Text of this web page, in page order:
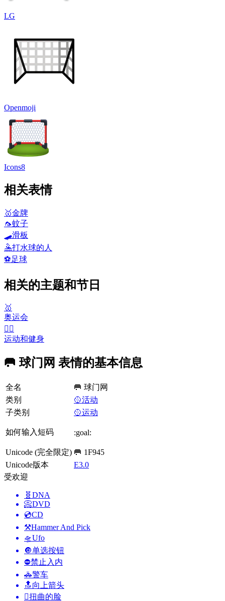
LG
Openmoji
Icons8
相关表情
🥇金牌
🦟蚊子
🛹滑板
🤽打水球的人
⚽足球
相关的主题和节日
🥇
奥运会
🤾‍♀️
运动和健身
🥅 球门网 表情的基本信息
全名
🥅 球门网
类别
🥎活动
子类别
🥎运动
如何输入短码 :goal:
Unicode (完全限定) 🥅 1F945
Unicode版本
E3.0
受欢迎
🧬 DNA
📀DVD
💿CD
⚒️Hammer And Pick
🛸Ufo
🔘单选按钮
⛔禁止入内
🚓警车
🔝向上箭头
🫪扭曲的脸